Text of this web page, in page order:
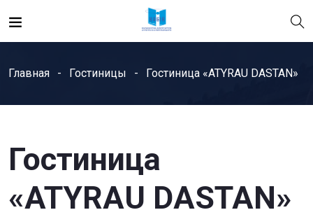
Главная Гостиницы Гостиница «ATYRAU DASTAN»
Гостиница
«ATYRAU DASTAN»